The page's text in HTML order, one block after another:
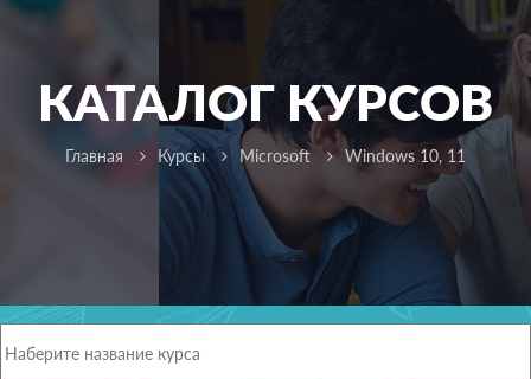
КАТАЛОГ КУРСОВ
Главная Курсы Microsoft Windows 10, 11